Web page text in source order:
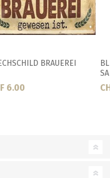
BLECHSCHILD ZAUBERTRANK
CHF 6.00